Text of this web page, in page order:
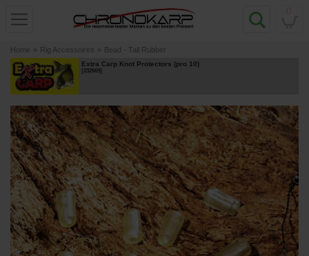
Home » Rig Accessoires » Bead - Tail Rubber
Extra Carp Knot Protectors (pro 10)
[232669]